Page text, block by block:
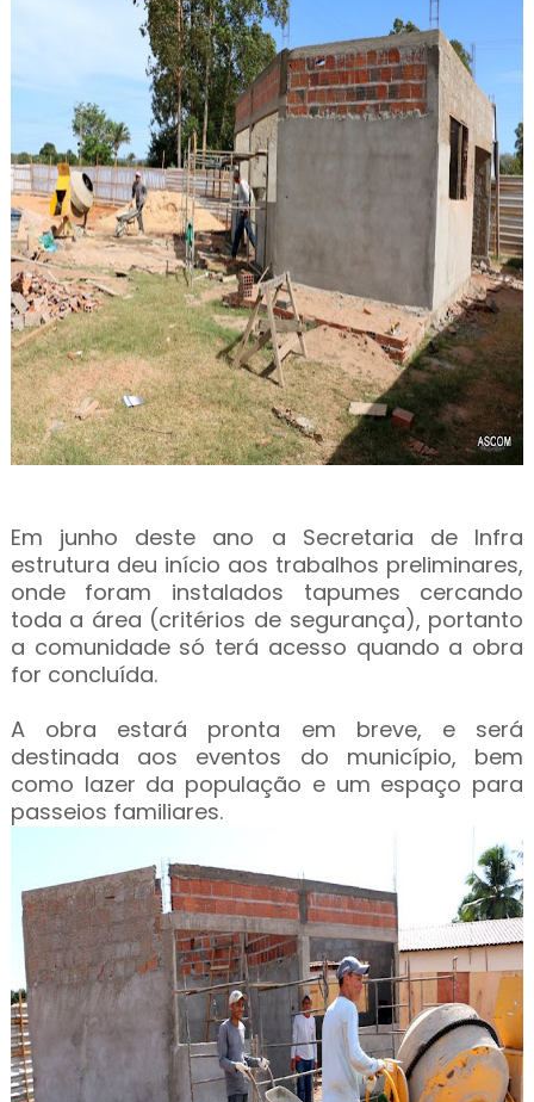
Em junho deste ano a Secretaria de Infra
estrutura deu início aos trabalhos preliminares,
onde foram instalados tapumes cercando
toda a área (critérios de segurança), portanto
a comunidade só terá acesso quando a obra
for concluída.
A obra estará pronta em breve, e será
destinada aos eventos do município, bem
como lazer da população e um espaço para
passeios familiares.